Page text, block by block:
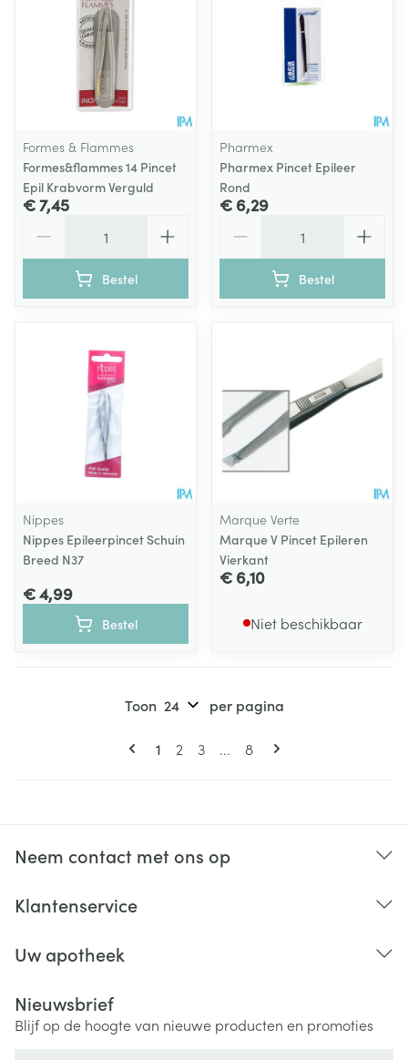
Formes & Flammes
Formes&flammes 14 Pincet
Epil Krabvorm Verguld
€ 7,45
Bestel
Pharmex
Pharmex Pincet Epileer
Rond
€ 6,29
Bestel
Nippes
Nippes Epileerpincet Schuin
Breed N37
€ 4,99
Bestel
Marque Verte
Marque V Pincet Epileren
Vierkant
€ 6,10
Niet beschikbaar
Pagina's
U lees momenteel pagina
1 Pagina
2 Pagina
3 ... Pagina
8
Toon per pagina
Neem contact met ons op
Klantenservice
Uw apotheek
Nieuwsbrief
Blijf op de hoogte van nieuwe producten en promoties